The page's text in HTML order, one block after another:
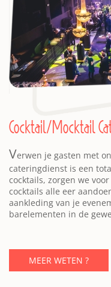
Cocktail/Mocktail
Verwen je gasten met
cateringdienst is een
cocktails, zorgen we
cocktails alle eer
aankleding van je
barelementen in de
MEER WETEN ?